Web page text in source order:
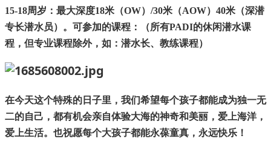
15-18周岁：最大深度18米（OW）/30米（AOW）40米（深潜
专长潜水员）。可参加的课程：（所有PADI的休闲潜水课
程，但专业课程除外，如：潜水长、教练课程）
在今天这个特殊的日子里，我们希望每个孩子都能成为独一无
二的自己，都有机会亲自体验大海的神奇和美丽，爱上海洋，
爱上生活。也祝愿每个大孩子都能永葆童真，永远快乐！